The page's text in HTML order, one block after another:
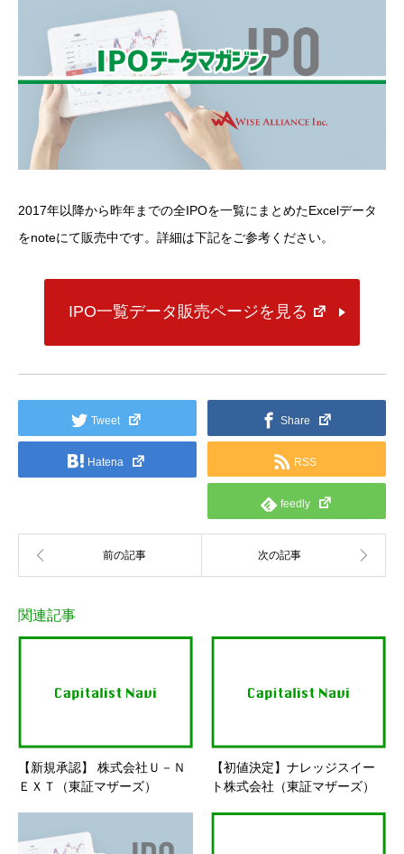
2017年以降から昨年までの全IPOを一覧にまとめたExcelデータ
をnoteにて販売中です。詳細は下記をご参考ください。
IPO一覧データ販売ページを見る
Tweet Share
Hatena RSS
feedly
関連記事
【新規承認】 株式会社Ｕ－Ｎ
ＥＸＴ（東証マザーズ）
【初値決定】ナレッジスイー
ト株式会社（東証マザーズ）